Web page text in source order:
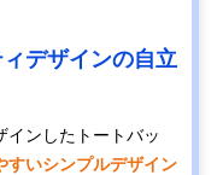
デザインの自立
インしたトートバッ
すいシンプルデザイン